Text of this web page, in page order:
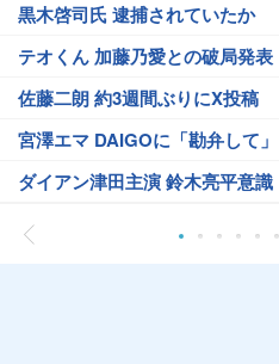
黒木啓司氏 逮捕されていたか
テオくん 加藤乃愛との破局発表
佐藤二朗 約3週間ぶりにX投稿
宮澤エマ DAIGOに「勘弁して」
ダイアン津田主演 鈴木亮平意識